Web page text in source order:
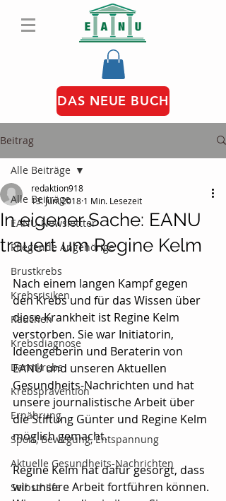
DAS NEUE BUCH
Beitrag
Alle Beiträge
EANU-Newslettter
Pflegende Angehörige
Brustkrebs
Krebsrisiken
Rauchen
Krebsdiagnose
Darmkrebs
Krebsprävention
Ernährung
Sport, Bewegung, Entspannung
Aktuelle Gesundheits-Nachrichten
Selbsthilfe
Alle Beiträge
In eigener Sache: EANU
trauert um Regine Kelm
redaktion918
13. Juni 2018 1 Min. Lesezeit
Nach einem langen Kampf gegen
den Krebs und für das Wissen über
diese Krankheit ist Regine Kelm
verstorben. Sie war Initiatorin,
Ideengeberin und Beraterin von
EANU und unseren Aktuellen
Gesundheits-Nachrichten und hat
unsere journalistische Arbeit über
die Stiftung Günter und Regine Kelm
möglich gemacht.
Regine Kelm hat dafür gesorgt, dass
wir unsere Arbeit fortführen können.